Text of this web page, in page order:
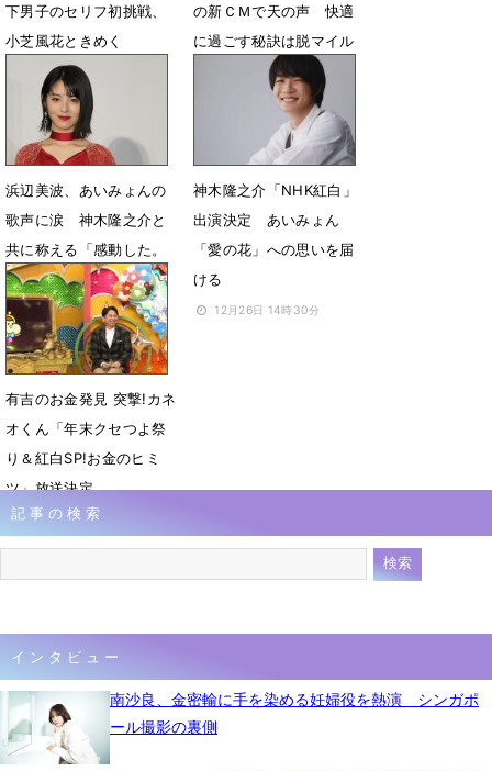
下男子のセリフ初挑戦、
小芝風花ときめく
9月24日 15時15分
の新ＣＭで天の声 快適
に過ごす秘訣は脱マイル
2月1日 06時59分
浜辺美波、あいみょんの
歌声に涙 神木隆之介と
共に称える「感動した。
最高でした」：紅白
12月31日 23時08分
神木隆之介「NHK紅白」
出演決定 あいみょん
「愛の花」への思いを届
ける
12月26日 14時30分
有吉のお金発見 突撃!カネ
オくん「年末クセつよ祭
り＆紅白SP!お金のヒミ
ツ」放送決定
12月12日 17時26分
記事の検索
インタビュー
南沙良、金密輸に手を染める妊婦役を熱演 シンガポ
ール撮影の裏側